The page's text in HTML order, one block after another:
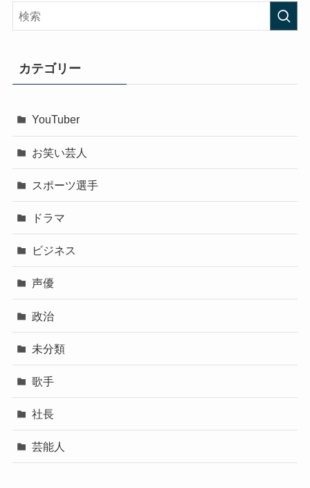
カテゴリー
YouTuber
お笑い芸人
スポーツ選手
ドラマ
ビジネス
声優
政治
未分類
歌手
社長
芸能人